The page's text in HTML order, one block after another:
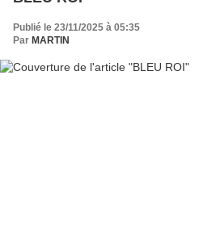
Publié le 23/11/2025 à 05:35
Par MARTIN